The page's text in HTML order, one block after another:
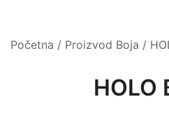
Početna / Proizvod Boja /
HOLO